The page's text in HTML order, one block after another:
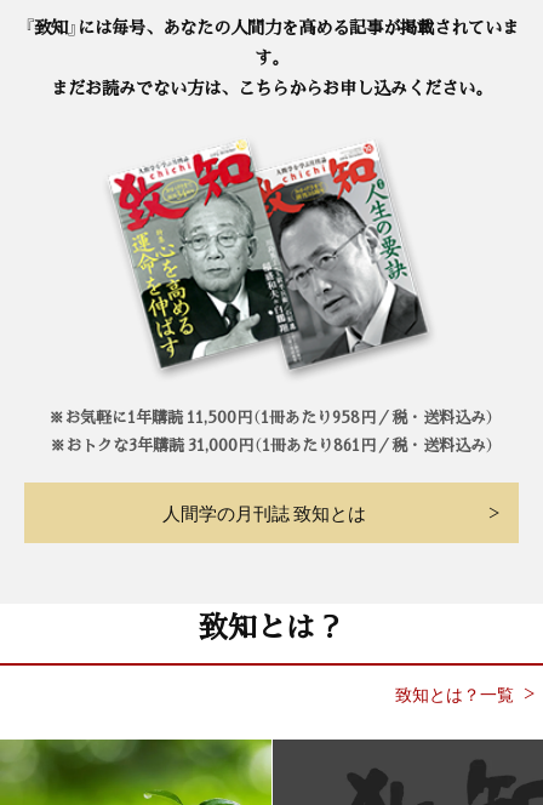
『致知』には毎号、あなたの人間力を高める記事が掲載されていま
す。
まだお読みでない方は、こちらからお申し込みください。
※お気軽に1年購読 11,500円（1冊あたり958円／税・送料込み）
※おトクな3年購読 31,000円（1冊あたり861円／税・送料込み）
人間学の月刊誌 致知とは
致知とは？
致知とは？一覧